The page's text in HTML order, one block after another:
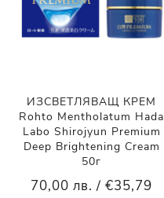
ИЗСВЕТЛЯВАЩ КРЕМ
Rohto Mentholatum Hada
Labo Shirojyun Premium
Deep Brightening Cream
50г
70,00 лв. / €35,79